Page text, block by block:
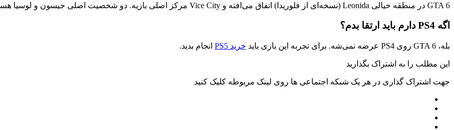
GTA 6 در منطقه خیالی Leonida (نسخه‌ای از فلوریدا) اتفاق می‌افته و Vice City مرکز اصلی بازیه. دو شخصیت اصلی جیسون و لوسیا هستن.
اگه PS4 دارم باید ارتقا بدم؟
بله، GTA 6 روی PS4 عرضه نمی‌شه. برای تجربه این بازی باید خرید PS5 انجام بدید.
این مطلب را به اشتراک بگذارید
جهت اشتراک گذاری در هر یک شبکه اجتماعی ها روی لینک مربوطه کلیک کنید